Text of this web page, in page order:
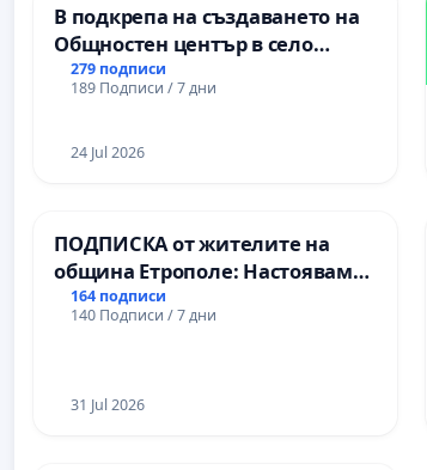
В подкрепа на създаването на
Общностен център в село
Църква
279 подписи
189 Подписи / 7 дни
24 Jul 2026
ПОДПИСКА от жителите на
община Етрополе: Настояваме
за ясни гаранции от “Елаците-
МЕД” АД и от държавата, че ще
164 подписи
140 Подписи / 7 дни
31 Jul 2026